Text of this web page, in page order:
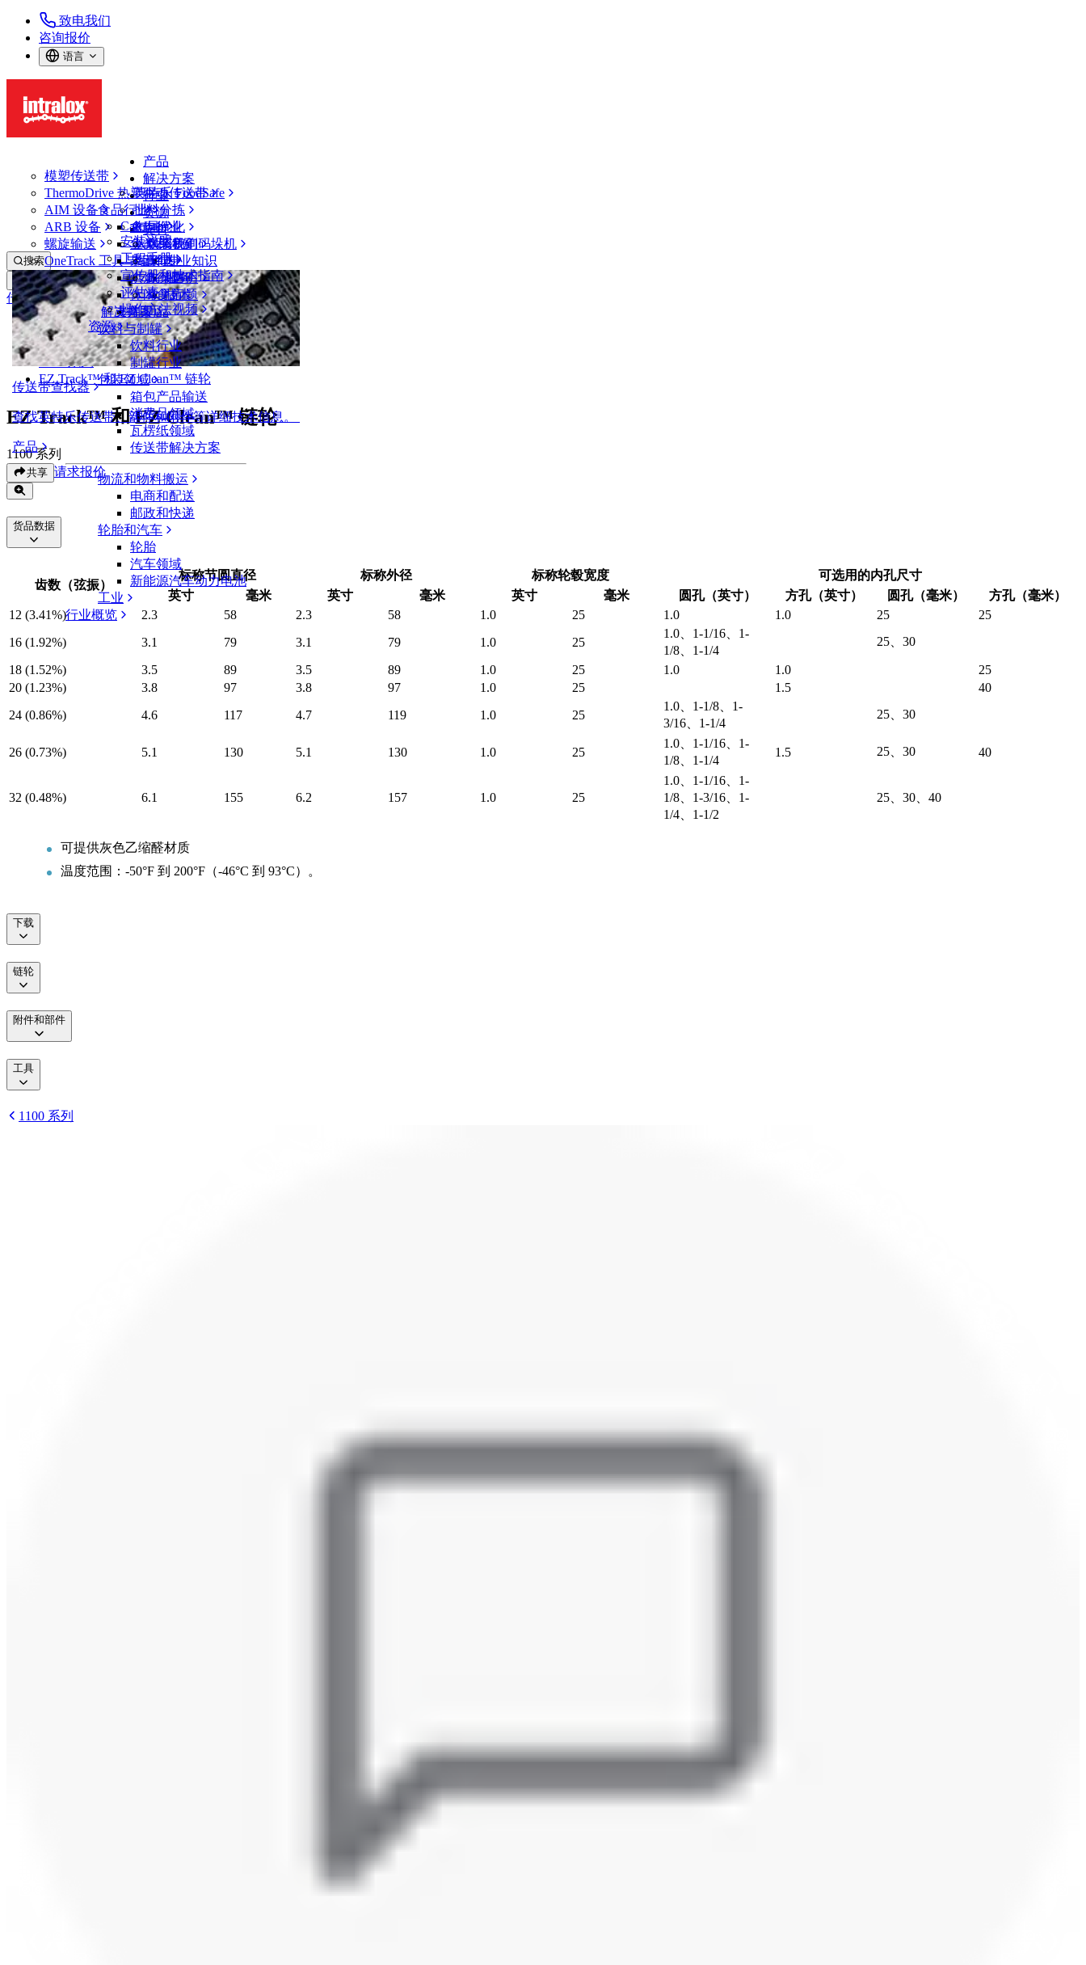
致电我们
咨询报价
语言
产品
模塑传送带
ThermoDrive 热塑驱动传送带
AIM 设备
ARB 设备
螺旋输送
OneTrack 工具与组件
传送带查找器
查找英特乐传送带、部件和附件等详细技术信息。
产品
解决方案
英特乐 FoodSafe
批料分拣
布局优化
从包装机到码垛机
专业知识
服务
技术
解决方案
行业
食品行业
禽肉行业
鱼类和海鲜
果蔬行业
烘焙行业
休闲食品
乳制品
饮料与制罐
饮料行业
制罐行业
包装领域
箱包产品输送
消费品领域
瓦楞纸领域
传送带解决方案
物流和物料搬运
电商和配送
邮政和快递
轮胎和汽车
轮胎
汽车领域
新能源汽车动力电池
工业
行业概览
资源
CalcLab
安装说明
工程手册
宣传册和技术指南
评估表
操作方法视频
资源
支持
联系我们
保证
政策声明
常见问题
支持
搜索
打开菜单
传送带查找器
传送带查找器
模塑传送带
1100 系列
EZ Track™ 和 EZ Clean™ 链轮
EZ Track™ 和 EZ Clean™ 链轮
1100 系列
共享 请求报价
货品数据
齿数（弦振）
标称节圆直径 标称外径 标称轮毂宽度
可选用的内孔尺寸
英寸
毫米 英寸 毫米 英寸 毫米 圆孔（英寸） 方孔（英寸） 圆孔（毫米）
方孔（毫米）
12 (3.41%)
2.3 58 2.3 58 1.0 25 1.0 1.0 25
25
16 (1.92%)
3.1 79 3.1 79 1.0 25
1.0、1-1/16、1-
1/8、1-1/4
25、30
18 (1.52%) 3.5 89 3.5 89 1.0 25 1.0 1.0
25
20 (1.23%)
3.8 97 3.8 97 1.0 25 1.5
40
24 (0.86%)
4.6 117 4.7 119 1.0 25
1.0、1-1/8、1-
3/16、1-1/4
25、30
26 (0.73%) 5.1 130 5.1 130 1.0 25
1.0、1-1/16、1-
1/8、1-1/4
1.5 25、30 40
32 (0.48%) 6.1 155 6.2 157 1.0 25
1.0、1-1/16、1-
1/8、1-3/16、1-
1/4、1-1/2
25、30、40
可提供灰色乙缩醛材质
温度范围：-50°F 到 200°F（-46°C 到 93°C）。
下载
链轮
附件和部件
工具
1100 系列